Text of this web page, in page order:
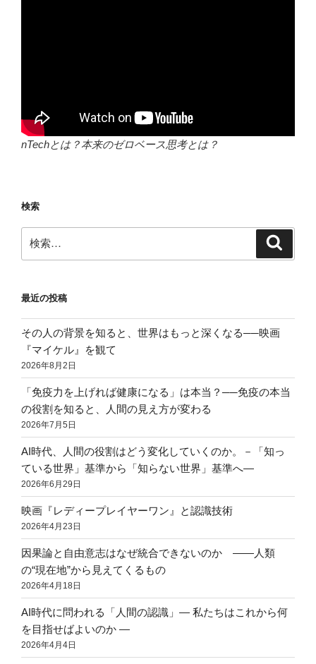
nTechとは？本来のゼロベース思考とは？
検索
索:
最近の投稿
その人の背景を知ると、世界はもっと深くなる──映画
『マイケル』を観て
2026年8月2日
「免疫力を上げれば健康になる」は本当？──免疫の本当
の役割を知ると、人間の見え方が変わる
2026年7月5日
AI時代、人間の役割はどう変化していくのか。－「知っ
ている世界」基準から「知らない世界」基準へ―
2026年6月29日
映画『レディープレイヤーワン』と認識技術
2026年4月23日
因果論と自由意志はなぜ統合できないのか ――人類
の“現在地”から見えてくるもの
2026年4月18日
AI時代に問われる「人間の認識」― 私たちはこれから何
を目指せばよいのか ―
2026年4月4日